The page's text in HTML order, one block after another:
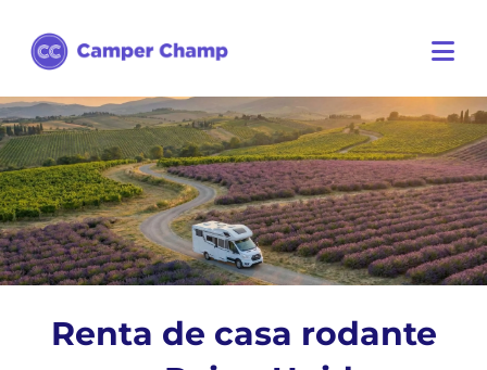
Renta de casa rodante